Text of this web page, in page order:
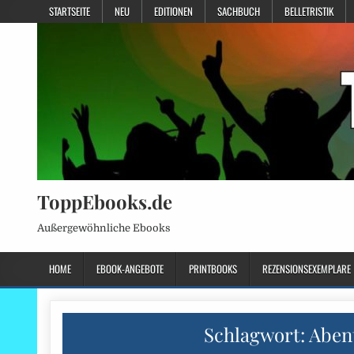
STARTSEITE NEU EDITIONEN SACHBUCH BELLETRISTIK
ToppEbooks.de
Außergewöhnliche Ebooks
HOME EBOOK-ANGEBOTE PRINTBOOKS REZENSIONSEXEMPLARE
Schlagwort: